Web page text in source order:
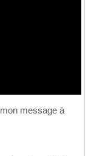
message à